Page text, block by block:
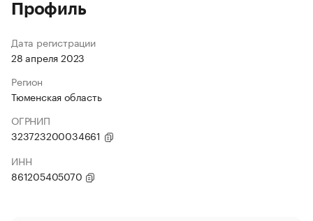
Профиль
Дата регистрации
28 апреля 2023
Регион
Тюменская область
ОГРНИП
323723200034661
ИНН
861205405070